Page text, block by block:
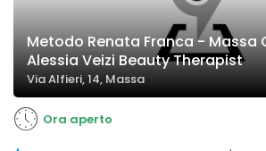
Metodo Renata Franca - Massa
Alessia Veizi Beauty Therapist
Via Alfieri, 14, Massa
Ora aperto